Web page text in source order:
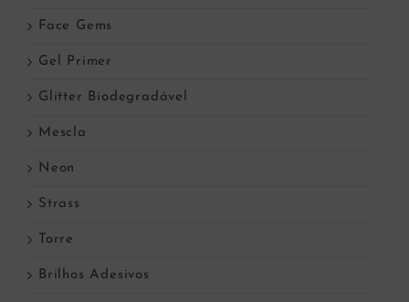
Face Gems
Gel Primer
Glitter Biodegradável
Mescla
Neon
Strass
Torre
Brilhos Adesivos